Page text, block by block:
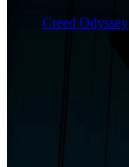
Creed Odyssey